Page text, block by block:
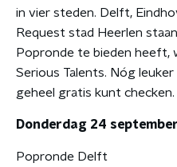
in vier steden. Delft,
Request stad Heerlen
Popronde te bieden heeft,
Serious Talents. Nóg
geheel gratis kunt
Donderdag 24 september
Popronde Delft